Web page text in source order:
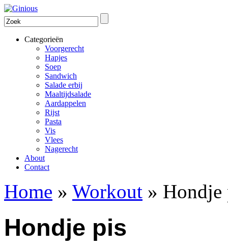
Categorieën
Voorgerecht
Hapjes
Soep
Sandwich
Salade erbij
Maaltijdsalade
Aardappelen
Rijst
Pasta
Vis
Vlees
Nagerecht
About
Contact
Home » Workout » Hondje
Hondje pis